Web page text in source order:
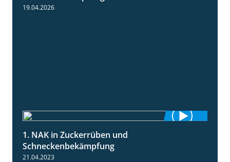
19.04.2026
1. NAK in Zuckerrüben und
Schneckenbekämpfung
21.04.2023